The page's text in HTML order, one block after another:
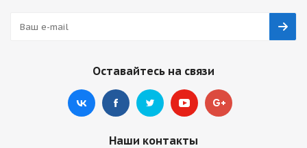
Оставайтесь на связи
Наши контакты